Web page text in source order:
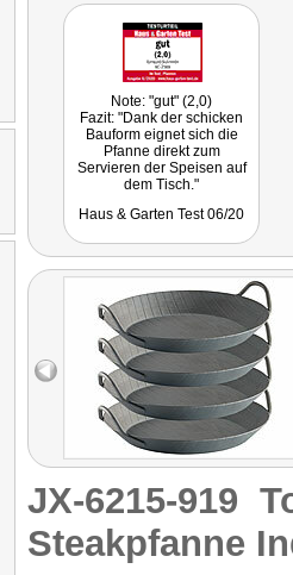
Note: "gut" (2,0)
Fazit: "Dank der schicken
Bauform eignet sich die
Pfanne direkt zum
Servieren der Speisen auf
dem Tisch."
Modell NC-2388.
Haus & Garten Test 06/20
JX-6215-919
Steakpfanne